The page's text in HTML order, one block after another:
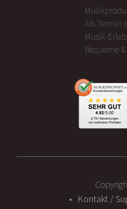
Als Termin
Musik-
Bequeme
Kontakt /